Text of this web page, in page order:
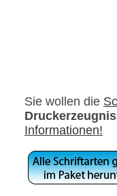
Sie wollen die
Informationen!